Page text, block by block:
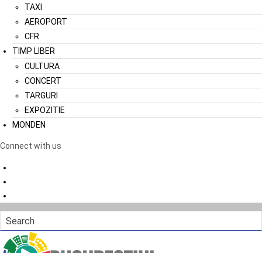
TAXI
AEROPORT
CFR
TIMP LIBER
CULTURA
CONCERT
TARGURI
EXPOZITIE
MONDEN
Connect with us